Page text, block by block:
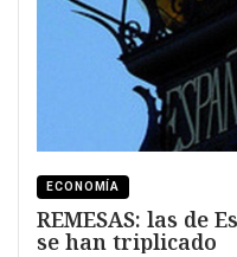
ECONOMÍA
REMESAS: las de
se han triplicado